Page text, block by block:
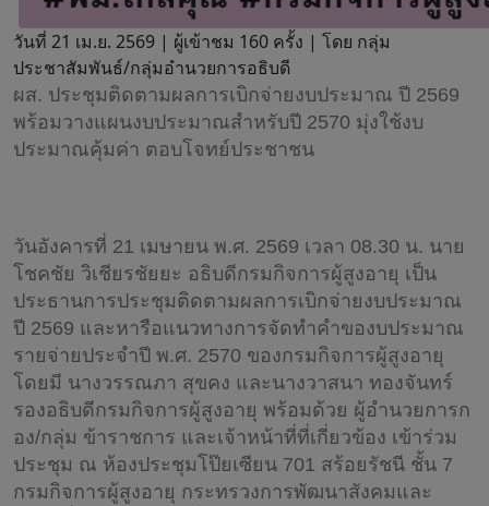
วันที่ 21 เม.ย. 2569 | ผู้เข้าชม 160 ครั้ง | โดย กลุ่ม
ประชาสัมพันธ์/กลุ่มอำนวยการอธิบดี
ผส. ประชุมติดตามผลการเบิกจ่ายงบประมาณ ปี 2569
พร้อมวางแผนงบประมาณสำหรับปี 2570 มุ่งใช้งบ
ประมาณคุ้มค่า ตอบโจทย์ประชาชน
วันอังคารที่ 21 เมษายน พ.ศ. 2569 เวลา 08.30 น. นาย
โชคชัย วิเชียรชัยยะ อธิบดีกรมกิจการผู้สูงอายุ เป็น
ประธานการประชุมติดตามผลการเบิกจ่ายงบประมาณ
ปี 2569 และหารือแนวทางการจัดทำคำของบประมาณ
รายจ่ายประจำปี พ.ศ. 2570 ของกรมกิจการผู้สูงอายุ
โดยมี นางวรรณภา สุขคง และนางวาสนา ทองจันทร์
รองอธิบดีกรมกิจการผู้สูงอายุ พร้อมด้วย ผู้อำนวยการก
อง/กลุ่ม ข้าราชการ และเจ้าหน้าที่ที่เกี่ยวข้อง เข้าร่วม
ประชุม ณ ห้องประชุมโป๊ยเซียน 701 สร้อยรัชนี ชั้น 7
กรมกิจการผู้สูงอายุ กระทรวงการพัฒนาสังคมและ